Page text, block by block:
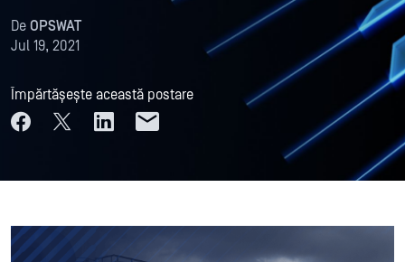
De OPSWAT
Jul 19, 2021
Împărtășește această postare